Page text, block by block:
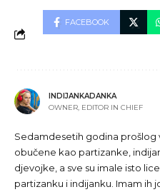
FACEBOOK
INDIJANKADANKA
OWNER, EDITOR IN CHIEF
Sedamdesetih godina prošlog
obučene kao partizanke,
djevojke, a sve su imale isto
partizanku i indijanku. Imam ih